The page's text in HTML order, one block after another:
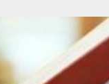
qərar tam ləğv
– VİDEO